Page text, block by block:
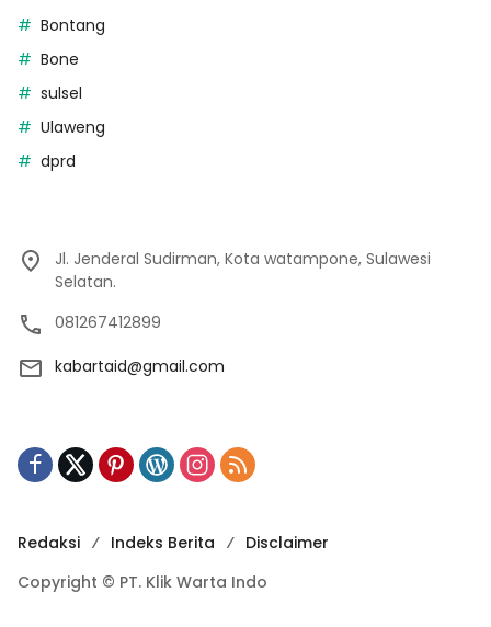
Bontang
Bone
sulsel
Ulaweng
dprd
Jl. Jenderal Sudirman, Kota watampone, Sulawesi
Selatan.
081267412899
kabartaid@gmail.com
Redaksi Indeks Berita
Disclaimer
Copyright © PT. Klik Warta Indo